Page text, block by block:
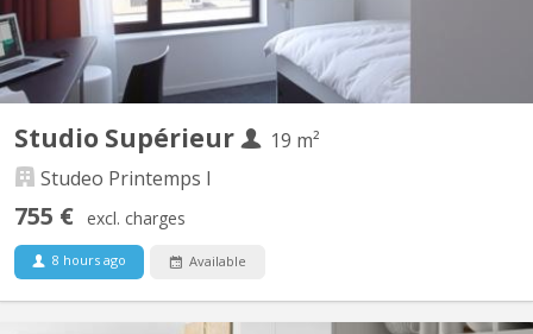
Studio Supérieur
19 m²
Studeo Printemps I
755 € excl. charges
8 hours ago Available